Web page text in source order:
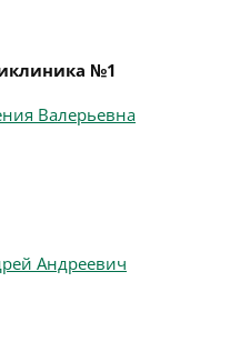
№1
Валерьевна
Андреевич